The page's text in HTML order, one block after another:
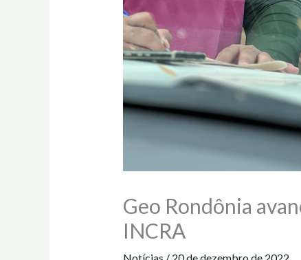
Geo Rondônia
INCRA